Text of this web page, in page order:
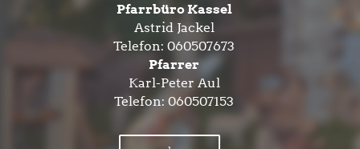
Pfarrbüro Kassel
Astrid Jackel
Telefon: 060507673
Pfarrer
Karl-Peter Aul
Telefon: 060507153